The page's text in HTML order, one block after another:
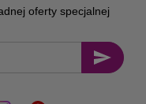
oferty specjalnej